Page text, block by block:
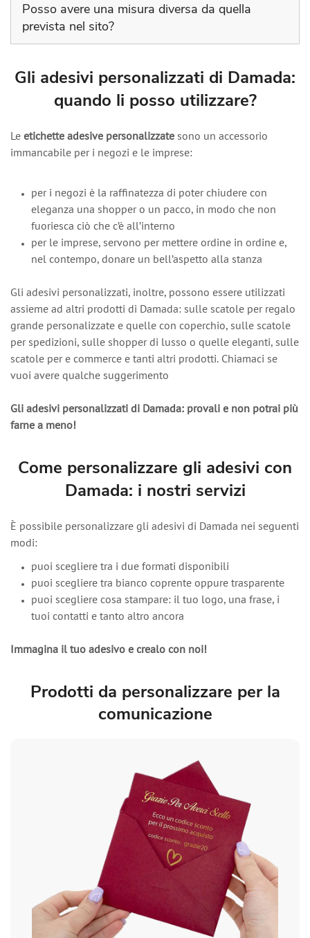
Posso avere una misura diversa da quella
prevista nel sito?
averlo su misura.
Gli adesivi personalizzati di Damada:
quando li posso utilizzare?
Le etichette adesive personalizzate sono un accessorio
immancabile per i negozi e le imprese:
per i negozi è la raffinatezza di poter chiudere con
eleganza una shopper o un pacco, in modo che non
fuoriesca ciò che c’è all’interno
per le imprese, servono per mettere ordine in ordine e,
nel contempo, donare un bell’aspetto alla stanza
Gli adesivi personalizzati, inoltre, possono essere utilizzati
assieme ad altri prodotti di Damada: sulle scatole per regalo
grande personalizzate e quelle con coperchio, sulle scatole
per spedizioni, sulle shopper di lusso o quelle eleganti, sulle
scatole per e commerce e tanti altri prodotti. Chiamaci se
vuoi avere qualche suggerimento
Gli adesivi personalizzati di Damada: provali e non potrai più
farne a meno!
Come personalizzare gli adesivi con
Damada: i nostri servizi
È possibile personalizzare gli adesivi di Damada nei seguenti
modi:
puoi scegliere tra i due formati disponibili
puoi scegliere tra bianco coprente oppure trasparente
puoi scegliere cosa stampare: il tuo logo, una frase, i
tuoi contatti e tanto altro ancora
Immagina il tuo adesivo e crealo con noi!
Prodotti da personalizzare per la
comunicazione